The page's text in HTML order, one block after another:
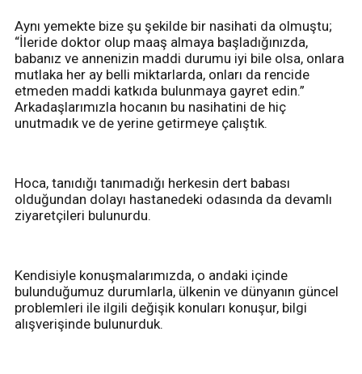
Aynı yemekte bize şu şekilde bir nasihati da olmuştu;
“İleride doktor olup maaş almaya başladığınızda,
babanız ve annenizin maddi durumu iyi bile olsa, onlara
mutlaka her ay belli miktarlarda, onları da rencide
etmeden maddi katkıda bulunmaya gayret edin.”
Arkadaşlarımızla hocanın bu nasihatini de hiç
unutmadık ve de yerine getirmeye çalıştık.
Hoca, tanıdığı tanımadığı herkesin dert babası
olduğundan dolayı hastanedeki odasında da devamlı
ziyaretçileri bulunurdu.
Kendisiyle konuşmalarımızda, o andaki içinde
bulunduğumuz durumlarla, ülkenin ve dünyanın güncel
problemleri ile ilgili değişik konuları konuşur, bilgi
alışverişinde bulunurduk.